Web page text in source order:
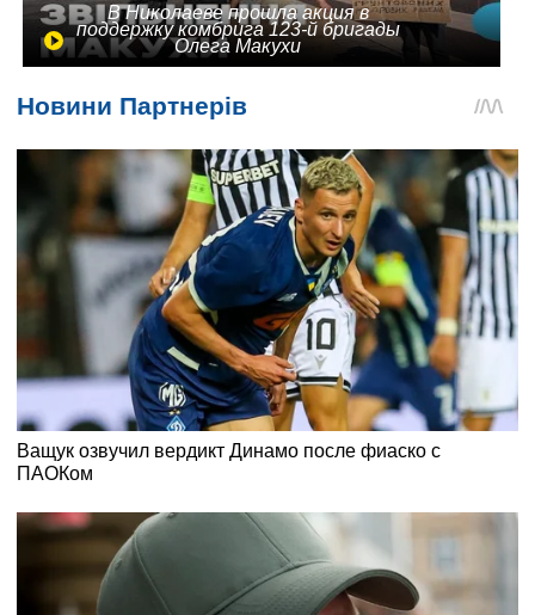
В Николаеве прошла акция в
поддержку комбрига 123-й бригады
Олега Макухи